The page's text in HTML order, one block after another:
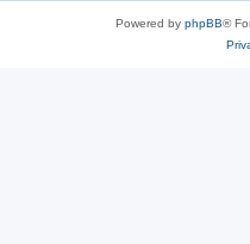
Powered by phpBB®